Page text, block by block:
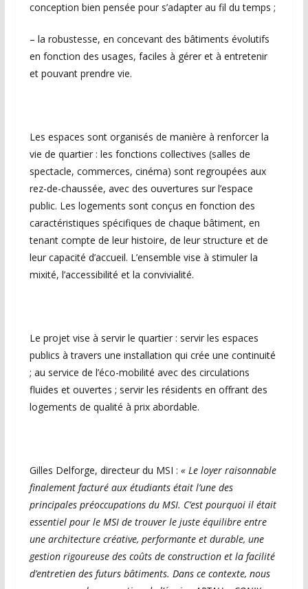
conception bien pensée pour s’adapter au fil du temps ;
– la robustesse, en concevant des bâtiments évolutifs
en fonction des usages, faciles à gérer et à entretenir
et pouvant prendre vie.
Les espaces sont organisés de manière à renforcer la
vie de quartier : les fonctions collectives (salles de
spectacle, commerces, cinéma) sont regroupées aux
rez-de-chaussée, avec des ouvertures sur l’espace
public. Les logements sont conçus en fonction des
caractéristiques spécifiques de chaque bâtiment, en
tenant compte de leur histoire, de leur structure et de
leur capacité d’accueil. L’ensemble vise à stimuler la
mixité, l’accessibilité et la convivialité.
Le projet vise à servir le quartier : servir les espaces
publics à travers une installation qui crée une continuité
; au service de l’éco-mobilité avec des circulations
fluides et ouvertes ; servir les résidents en offrant des
logements de qualité à prix abordable.
Gilles Delforge, directeur du MSI : « Le loyer raisonnable
finalement facturé aux étudiants était l’une des
principales préoccupations du MSI. C’est pourquoi il était
essentiel pour le MSI de trouver le juste équilibre entre
une architecture créative, performante et durable, une
gestion rigoureuse des coûts de construction et la facilité
d’entretien des futurs bâtiments. Dans ce contexte, nous